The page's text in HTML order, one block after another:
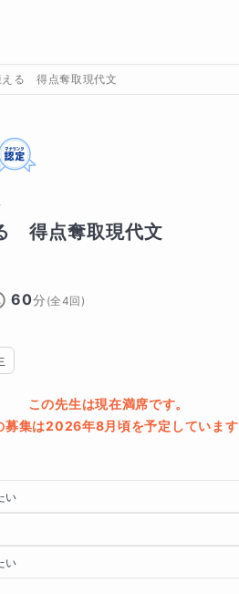
る 得点奪取現代文
　得点奪取現代文
60分 (全4回)
この先生は現在満席です。
募集は2026年8月頃を予定しています
い
い